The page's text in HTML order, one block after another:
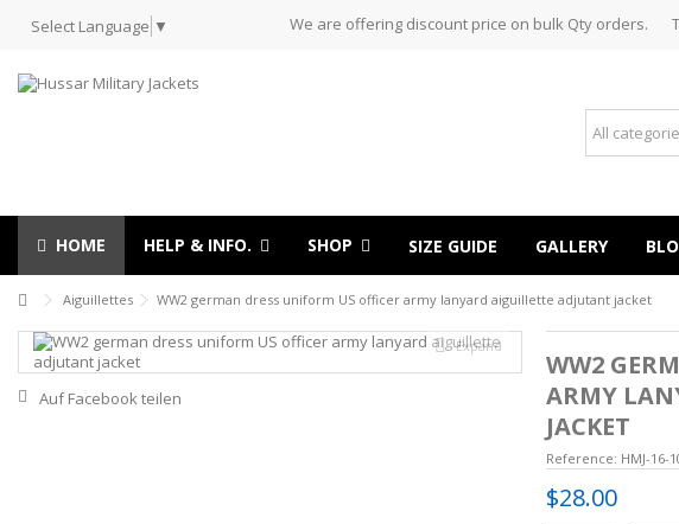
Select Language ▼ We are offering discount price on bulk Qty orders.
HOME HELP & INFO. SHOP SIZE GUIDE GALLERY
Aiguillettes WW2 german dress uniform US officer army lanyard aiguillette adjutant jacket
Expand
Auf Facebook teilen
WW2
ARMY
JACKET
Reference: HMJ-16-
$28.00